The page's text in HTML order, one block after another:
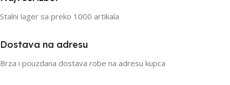
Stalni lager sa preko 1000 artikala
Dostava na adresu
Brza i pouzdana dostava robe na adresu kupca